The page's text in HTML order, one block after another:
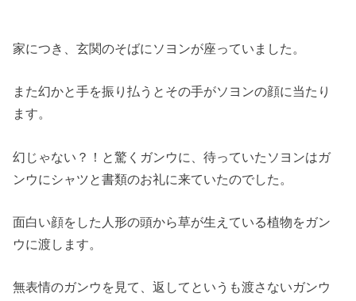
家につき、玄関のそばにソヨンが座っていました。
また幻かと手を振り払うとその手がソヨンの顔に当たり
ます。
幻じゃない？！と驚くガンウに、待っていたソヨンはガ
ンウにシャツと書類のお礼に来ていたのでした。
面白い顔をした人形の頭から草が生えている植物をガン
ウに渡します。
無表情のガンウを見て、返してというも渡さないガンウ